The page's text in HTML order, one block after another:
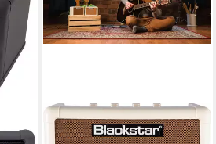
BLACKSTAR
Fly 3 Acoustic Stereo Pack